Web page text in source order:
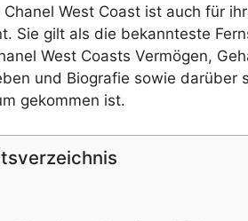
Chanel West Coast ist auch für
Sie gilt als die bekannteste
West Coasts Vermögen,
und Biografie sowie darüber
gekommen ist.